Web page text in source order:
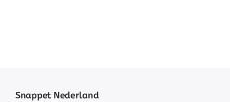
Snappet Nederland